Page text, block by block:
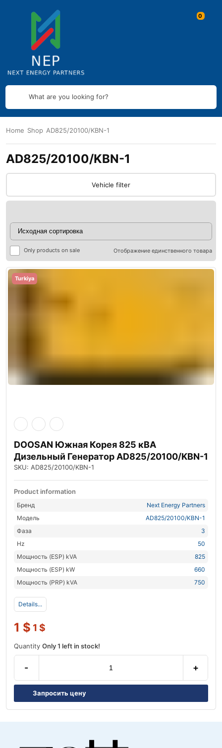
What are you looking for?
Home Shop AD825/20100/KBN-1
AD825/20100/KBN-1
Vehicle filter
Only products on sale Отображение единственного товара
Turkiya
DOOSAN Южная Корея 825 кВА
Дизельный Генератор AD825/20100/KBN-1
SKU: AD825/20100/KBN-1
Product information
Бренд
Next Energy Partners
Модель
AD825/20100/KBN-1
Фаза
3
Hz
50
Мощность (ESP) kVA
825
Мощность (ESP) kW
660
Мощность (PRP) kVA
750
Details...
1 $ 1 $
Quantity Only 1 left in stock!
- +
Запросить цену